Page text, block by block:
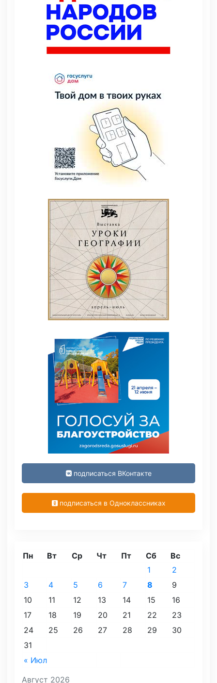
подписаться ВКонтакте
подписаться в Одноклассниках
Август 2026
Пн Вт Ср Чт Пт Сб Вс
« Июл
1
2
3
4 5 6 7 8
9
10
11 12 13 14 15
16
17
18 19 20 21 22
23
24
25 26 27 28 29
30
31